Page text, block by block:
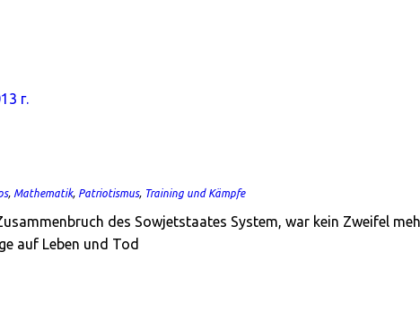
г.
, Mathematik, Patriotismus, Training und Kämpfe
des Sowjetstaates System, war kein Zweifel
auf Leben und Tod